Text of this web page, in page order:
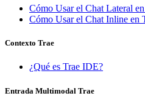
Cómo Usar el Chat Lateral
Cómo Usar el Chat Inline en
Contexto Trae
¿Qué es Trae IDE?
Entrada Multimodal Trae